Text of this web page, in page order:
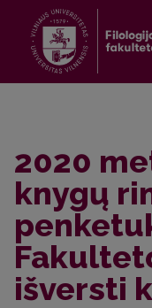
2020
knygų
išversti